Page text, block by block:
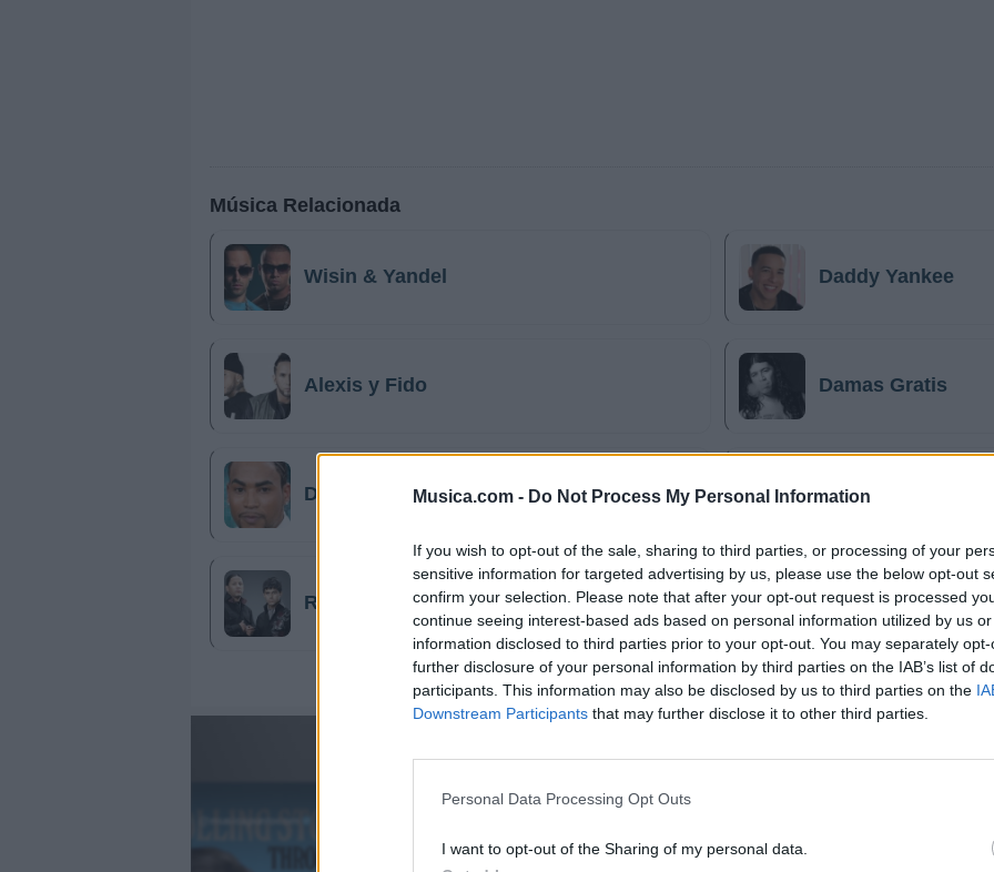
Musica.com - Do Not Process My Personal Information
If you wish to opt-out of the sale, sharing to third parties, or processing of your
sensitive information for targeted advertising by us, please use the below opt-out
confirm your selection. Please note that after your opt-out request is processed
continue seeing interest-based ads based on personal information utilized by us
information disclosed to third parties prior to your opt-out. You may separately
further disclosure of your personal information by third parties on the IAB’s list of
participants. This information may also be disclosed by us to third parties on the
Downstream Participants that may further disclose it to other third parties.
Personal Data Processing Opt Outs
I want to opt-out of the Sharing of my personal data.
Música Relacionada
Wisin & Yandel Daddy Yankee
Alexis y Fido Damas Gratis
Don Omar Arcángel
Rakim y Ken-Y Flex
@musicapuntocom